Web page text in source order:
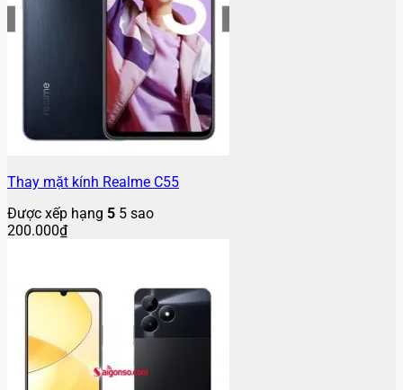
Thay mặt kính Realme C55
Được xếp hạng 5 5 sao
200.000₫